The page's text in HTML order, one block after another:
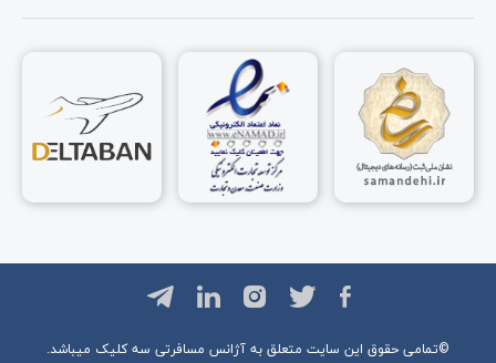
©تمامی حقوق این سایت متعلق به آژانس مسافرتی سه کلیک میباشد.